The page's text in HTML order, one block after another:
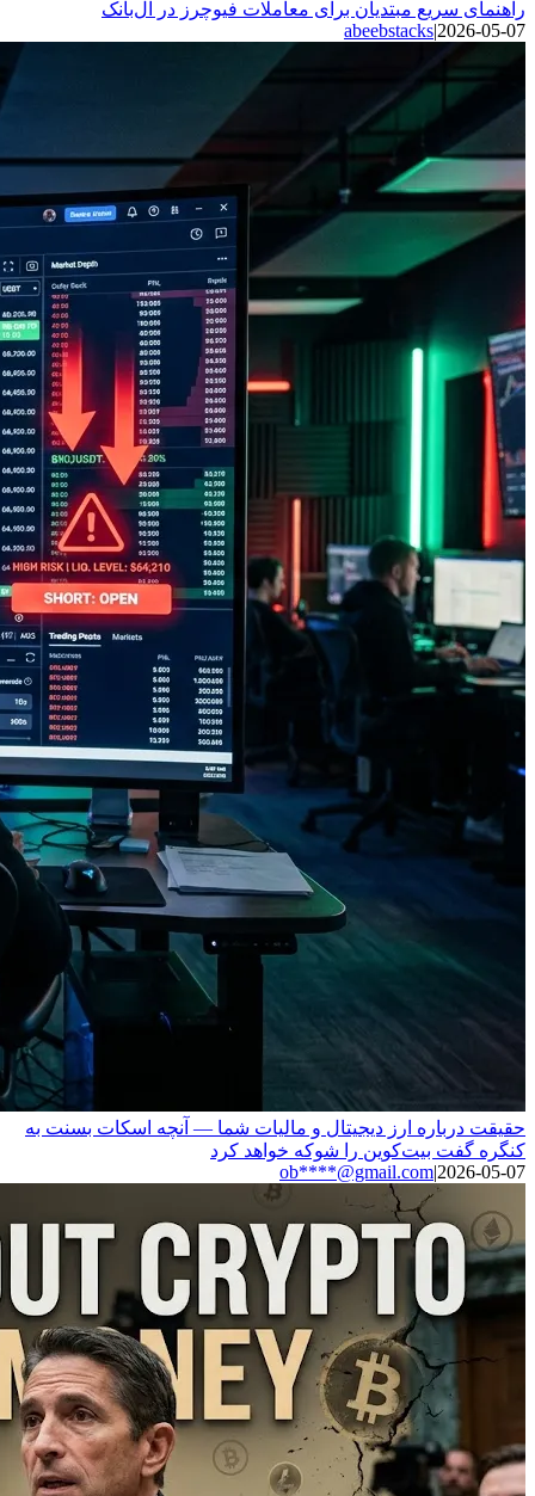
راهنمای سریع مبتدیان برای معاملات فیوچرز در ال‌بانک
abeebstacks|2026-05-07
حقیقت درباره ارز دیجیتال و مالیات شما — آنچه اسکات بسنت به
کنگره گفت بیت‌کوین را شوکه خواهد کرد
ob****@gmail.com|2026-05-07